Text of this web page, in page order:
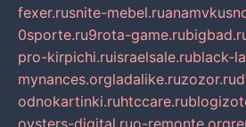
fexer.rusnite-mebel.ru
0sporte.ru9rota-game.ru
pro-kirpichi.ruisraelsale.rublack-
mynances.orgladalike.ruzozor.ru
odnokartinki.ruhtccare.ru
oysters-digital.ruo-remonte.org